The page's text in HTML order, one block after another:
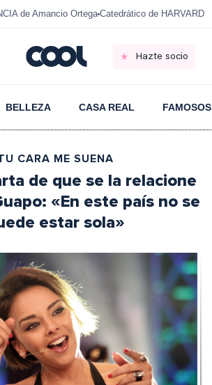
de Amancio Ortega Catedrático de HARVARD
Hazte socio
BELLEZA CASA REAL FAMOSOS
CARA ME SUENA
de que se la relacione
«En este país no se
estar sola»